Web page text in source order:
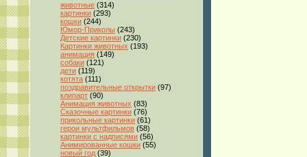
животные (314)
картинки (293)
кошки (244)
Юмор-Приколы (243)
Детские картинки (230)
Картинки животных (193)
анимация (149)
собаки (121)
дети (119)
котята (111)
поздравительные открытки (97)
клипарт (90)
Анимация животных (83)
Сказочные картинки (76)
прикольные картинки (61)
герои мультфильмов (58)
картинки с надписями (56)
Анимированные кошки (55)
новый год (39)